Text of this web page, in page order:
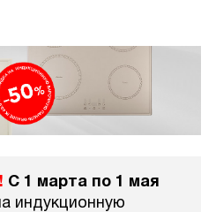
С 1 марта по 1 мая
индукционную